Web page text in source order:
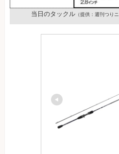
当日のタックル（提供：週刊つり